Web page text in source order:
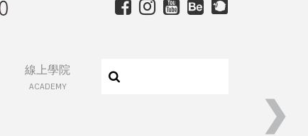
線上學院
ACADEMY
❯